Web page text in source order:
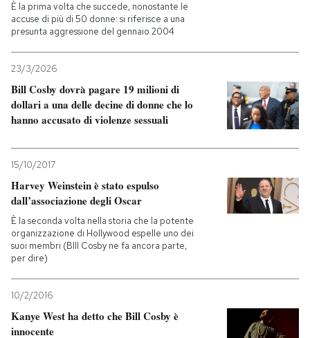
È la prima volta che succede, nonostante le
accuse di più di 50 donne: si riferisce a una
presunta aggressione del gennaio 2004
23/3/2026
Bill Cosby dovrà pagare 19 milioni di
dollari a una delle decine di donne che lo
hanno accusato di violenze sessuali
15/10/2017
Harvey Weinstein è stato espulso
dall’associazione degli Oscar
È la seconda volta nella storia che la potente
organizzazione di Hollywood espelle uno dei
suoi membri (BIll Cosby ne fa ancora parte,
per dire)
10/2/2016
Kanye West ha detto che Bill Cosby è
innocente